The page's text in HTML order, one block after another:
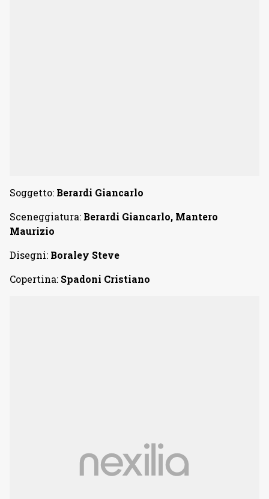
Soggetto: Berardi Giancarlo
Sceneggiatura: Berardi Giancarlo, Mantero
Maurizio
Disegni: Boraley Steve
Copertina: Spadoni Cristiano